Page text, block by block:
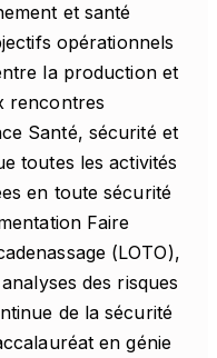
et santé
opérationnels
la production et
rencontres
Santé, sécurité et
toutes les activités
en toute sécurité
Faire
(LOTO),
des risques
de la sécurité
en génie